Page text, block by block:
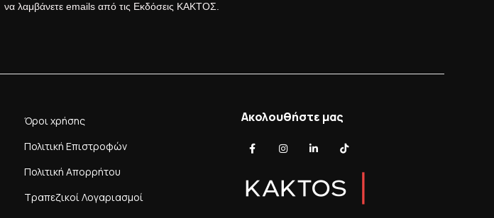
να λαμβάνετε emails από τις Εκδόσεις ΚΑΚΤΟΣ.
Όροι χρήσης
Πολιτική Επιστροφών
Πολιτική Απορρήτου
Τραπεζικοί Λογαριασμοί
Ακολουθήστε μας